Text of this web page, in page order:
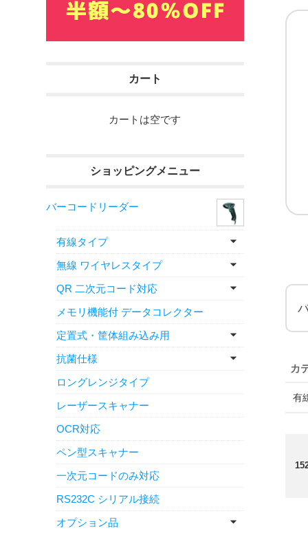
有
カート
カートは空です
ショッピングメニュー
バーコードリーダー
有線タイプ
無線 ワイヤレスタイプ
QR 二次元コード対応
メモリ機能付 データコレクター
定置式・筐体組み込み用
抗菌仕様
ロングレンジタイプ
レーザースキャナー
OCR対応
ペン型スキャナー
一次元コードのみ対応
RS232C シリアル接続
オプション品